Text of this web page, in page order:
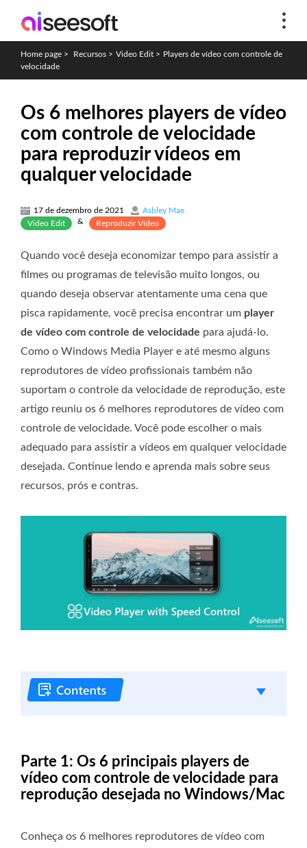
Home page > Recursos > Video Edit > Players de vídeo com controle de
velocidade
Os 6 melhores players de vídeo
com controle de velocidade
para reproduzir vídeos em
qualquer velocidade
17 de dezembro de 2021
Ashley Mae
Video Edit
& Reproduzir Vídeo
Quando você deseja economizar tempo para assistir a
filmes ou programas de televisão muito longos, ou
quando deseja observar atentamente uma cena que
pisca rapidamente, você precisa encontrar um player
de vídeo com controle de velocidade para ajudá-lo.
Como o Windows Media Player e até mesmo alguns
reprodutores de vídeo profissionais também não
suportam o controle da velocidade de reprodução, este
artigo reuniu os 6 melhores reprodutores de vídeo com
controle de velocidade. Você pode escolher o mais
adequado para assistir a vídeos em qualquer velocidade
desejada. Continue lendo e aprenda mais sobre seus
recursos, prós e contras.
Parte 1: Os 6 principais players de
vídeo com controle de velocidade para
reprodução desejada no Windows/Mac
Conheça os 6 melhores reprodutores de vídeo com